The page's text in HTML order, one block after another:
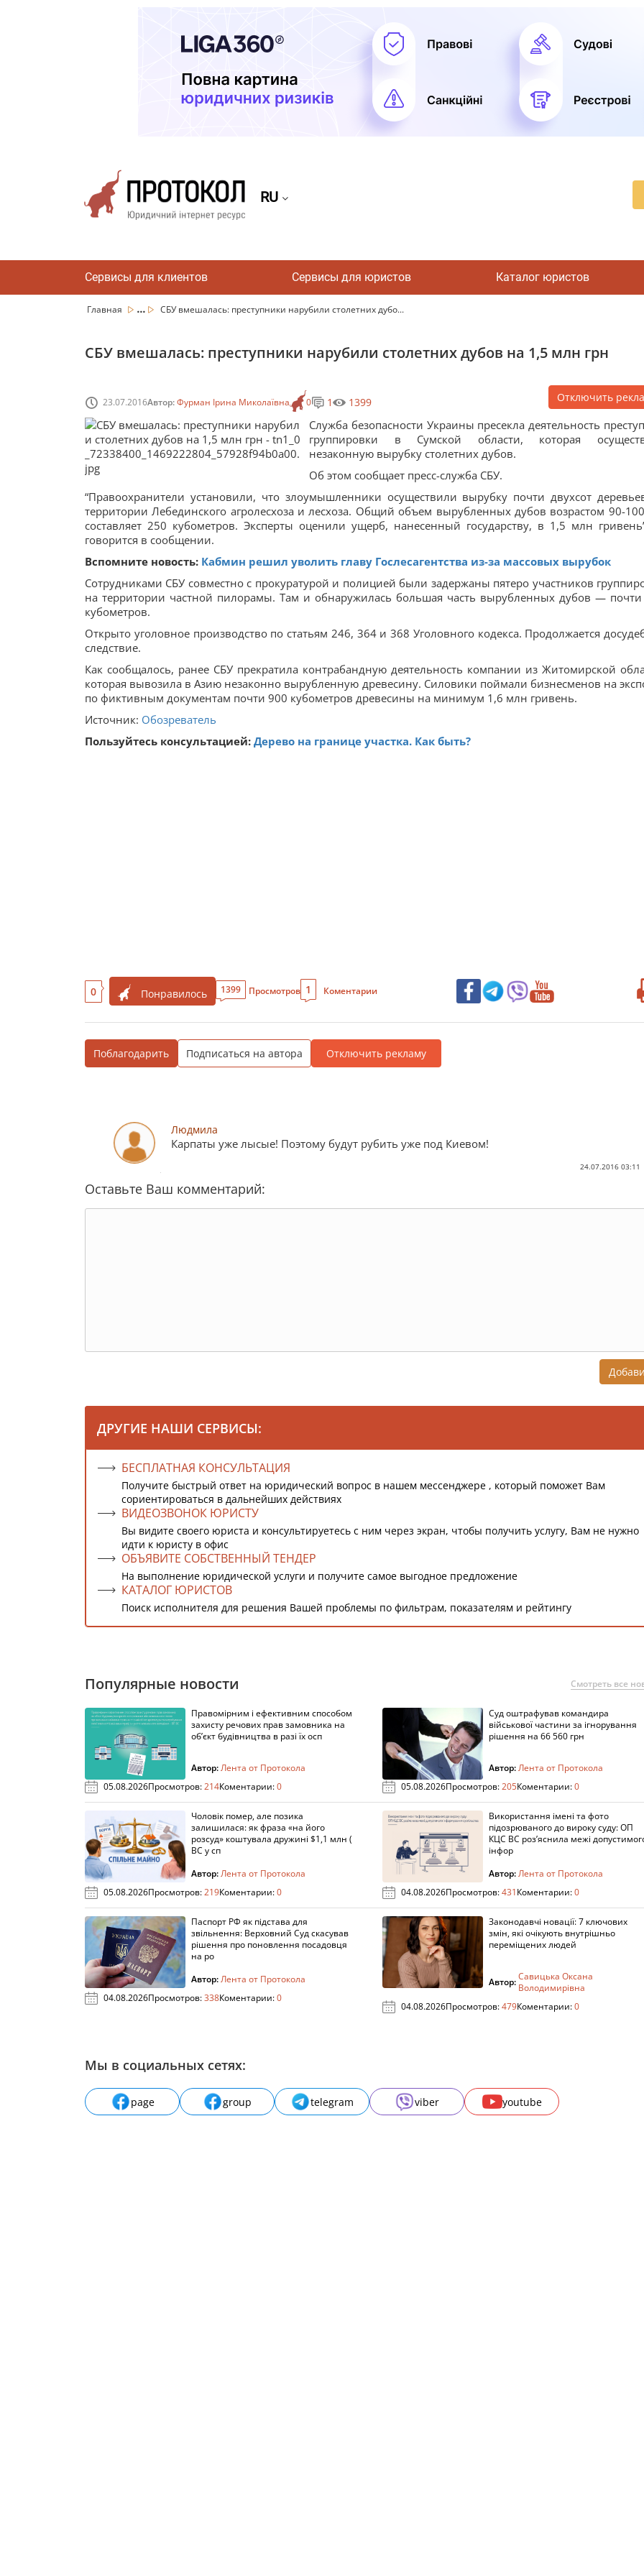
RU
Сервисы для клиентов Сервисы для юристов Каталог юристов
Главная ... СБУ вмешалась: преступники нарубили столетних дубо...
СБУ вмешалась: преступники нарубили столетних дубов на 1,5 млн грн
23.07.2016Автор:Фурман Ірина Миколаївна 0 1 1399 Отключить
Служба безопасности Украины пресекла деятельность
группировки в Сумской области, которая
незаконную вырубку столетних дубов.
Об этом сообщает пресс-служба СБУ.
“Правоохранители установили, что злоумышленники осуществили вырубку почти двухсот
территории Лебединского агролесхоза и лесхоза. Общий объем вырубленных дубов возрастом 90-
составляет 250 кубометров. Эксперты оценили ущерб, нанесенный государству, в 1,5 млн
говорится в сообщении.
Вспомните новость: Кабмин решил уволить главу Гослесагентства из-за массовых вырубок
Сотрудниками СБУ совместно с прокуратурой и полицией были задержаны пятеро участников
на территории частной пилорамы. Там и обнаружилась большая часть вырубленных дубов —
кубометров.
Открыто уголовное производство по статьям 246, 364 и 368 Уголовного кодекса. Продолжается
следствие.
Как сообщалось, ранее СБУ прекратила контрабандную деятельность компании из Житомирской
которая вывозила в Азию незаконно вырубленную древесину. Силовики поймали бизнесменов на
по фиктивным документам почти 900 кубометров древесины на минимум 1,6 млн гривень.
Источник: Обозреватель
Пользуйтесь консультацией: Дерево на границе участка. Как быть?
0 Понравилось 1399 Просмотров 1 Коментарии
Поблагодарить Подписаться на автора Отключить рекламу
Людмила
Карпаты уже лысые! Поэтому будут рубить уже под Киевом!
24.07.2016 03:11
Оставьте Ваш комментарий:
ДРУГИЕ НАШИ СЕРВИСЫ:
БЕСПЛАТНАЯ КОНСУЛЬТАЦИЯ
Получите быстрый ответ на юридический вопрос в нашем мессенджере , который поможет Вам
сориентироваться в дальнейших действиях
ВИДЕОЗВОНОК ЮРИСТУ
Вы видите своего юриста и консультируетесь с ним через экран, чтобы получить услугу, Вам не нужно
идти к юристу в офис
ОБЪЯВИТЕ СОБСТВЕННЫЙ ТЕНДЕР
На выполнение юридической услуги и получите самое выгодное предложение
КАТАЛОГ ЮРИСТОВ
Поиск исполнителя для решения Вашей проблемы по фильтрам, показателям и рейтингу
Популярные новости Смотреть все
Правомірним і ефективним способом
захисту речових прав замовника на
об’єкт будівництва в разі їх осп
Автор:Лента от Протокола
05.08.2026Просмотров:214Коментарии:0
Суд оштрафував командира
військової частини за ігнорування
рішення на 66 560 грн
Автор:Лента от Протокола
05.08.2026Просмотров:205Коментарии:0
Чоловік помер, але позика
залишилася: як фраза «на його
розсуд» коштувала дружині $1,1 млн (
ВС у сп
Автор:Лента от Протокола
05.08.2026Просмотров:219Коментарии:0
Використання імені та фото
підозрюваного до вироку суду: ОП
КЦС ВС роз’яснила межі
інфор
Автор:Лента от Протокола
04.08.2026Просмотров:431Коментарии:0
Паспорт РФ як підстава для
звільнення: Верховний Суд скасував
рішення про поновлення посадовця
на ро
Автор:Лента от Протокола
04.08.2026Просмотров:338Коментарии:0
Законодавчі новації: 7 ключових
змін, які очікують внутрішньо
переміщених людей
Автор:Савицька Оксана
Володимирівна
04.08.2026Просмотров:479Коментарии:0
Мы в социальных сетях:
page group telegram viber youtube